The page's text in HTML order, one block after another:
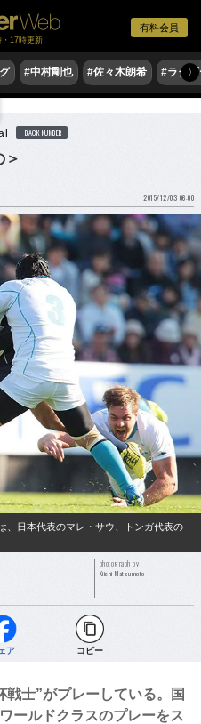
有料会員
17時更新
#中村剛也 #佐々木朗希 #ラグ〉
BACK NUMBER
＞
2015/12/03 06:00
、日本代表のマレ・サウ、トンガ代表の
photograph by
Kiichi Matsumoto
ア コピー
士”がプレーしている。国
ールドクラスのプレーをス